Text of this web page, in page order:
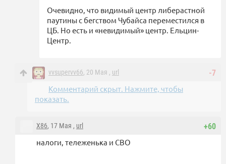
Очевидно, что видимый центр либерастной
паутины с бегством Чубайса переместился в
ЦБ. Но есть и «невидимый» центр. Ельцин-
Центр.
-7
vvsupervv66, 20 Мая , url
Комментарий скрыт. Нажмите, чтобы
показать.
+60
X86, 17 Мая , url
налоги, тележенька и СВО